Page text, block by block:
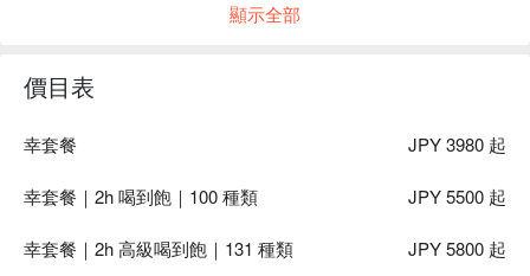
顯示全部
價目表
幸套餐 JPY 3980 起
幸套餐｜2h 喝到飽｜100 種類 JPY 5500 起
幸套餐｜2h 高級喝到飽｜131 種類 JPY 5800 起